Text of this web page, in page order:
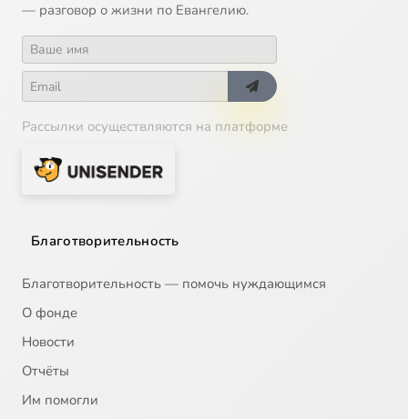
— разговор о жизни по Евангелию.
Рассылки осуществляются на платформе
Благотворительность
Благотворительность — помочь нуждающимся
О фонде
Новости
Отчёты
Им помогли